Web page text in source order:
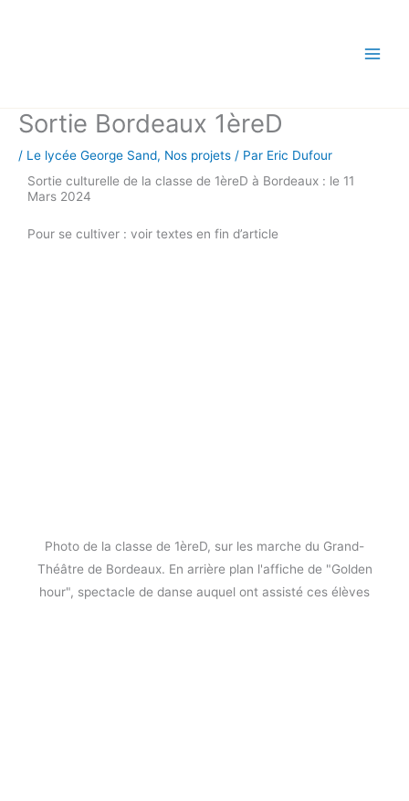
Sortie Bordeaux 1èreD
/ Le lycée George Sand, Nos projets / Par Eric Dufour
Sortie culturelle de la classe de 1èreD à Bordeaux : le 11
Mars 2024
Pour se cultiver : voir textes en fin d’article
Photo de la classe de 1èreD, sur les marche du Grand-
Théâtre de Bordeaux. En arrière plan l'affiche de "Golden
hour", spectacle de danse auquel ont assisté ces élèves